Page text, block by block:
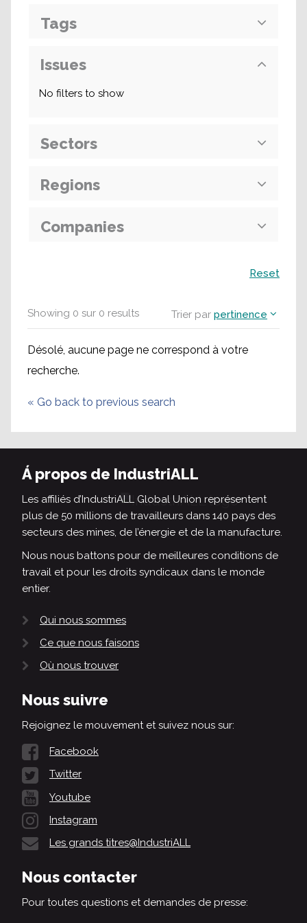
Showing 0 sur 0 results Trier par pertinence
Désolé, aucune page ne correspond à votre
recherche.
« Go back to previous search
Tags
Issues
No filters to show
Sectors
Regions
Companies
Reset
Á propos de IndustriALL
Les affiliés d’IndustriALL Global Union représentent
plus de 50 millions de travailleurs dans 140 pays des
secteurs des mines, de l’énergie et de la manufacture.
Nous nous battons pour de meilleures conditions de
travail et pour les droits syndicaux dans le monde
entier.
Qui nous sommes
Ce que nous faisons
Où nous trouver
Nous suivre
Rejoignez le mouvement et suivez nous sur:
Facebook
Twitter
Youtube
Instagram
Les grands titres@IndustriALL
Nous contacter
Pour toutes questions et demandes de presse: